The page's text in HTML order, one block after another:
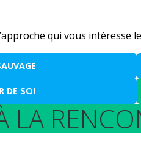
qui vous intéresse
DE SOI
LA